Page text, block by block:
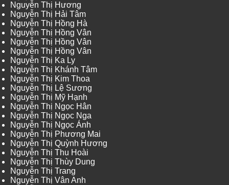
Nguyễn Thị Hương
Nguyễn Thị Hải Tâm
Nguyễn Thị Hồng Hà
Nguyễn Thị Hồng Vân
Nguyễn Thị Hồng Vân
Nguyễn Thị Hồng Vân
Nguyễn Thị Ka Ly
Nguyễn Thị Khánh Tâm
Nguyễn Thị Kim Thoa
Nguyễn Thị Lệ Sương
Nguyễn Thị Mỹ Hạnh
Nguyễn Thị Ngọc Hân
Nguyễn Thị Ngọc Nga
Nguyễn Thị Ngọc Ánh
Nguyễn Thị Phương Mai
Nguyễn Thị Quỳnh Hương
Nguyễn Thị Thu Hoài
Nguyễn Thị Thùy Dung
Nguyễn Thị Trang
Nguyễn Thị Vân Anh